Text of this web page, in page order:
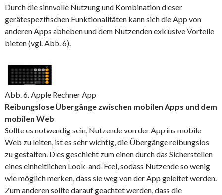
Durch die sinnvolle Nutzung und Kombination dieser
gerätespezifischen Funktionalitäten kann sich die App von
anderen Apps abheben und dem Nutzenden exklusive Vorteile
bieten (vgl. Abb. 6).
Abb. 6. Apple Rechner App
Reibungslose Übergänge zwischen mobilen Apps und dem
mobilen Web
Sollte es notwendig sein, Nutzende von der App ins mobile
Web zu leiten, ist es sehr wichtig, die Übergänge reibungslos
zu gestalten. Dies geschieht zum einen durch das Sicherstellen
eines einheitlichen Look-and-Feel, sodass Nutzende so wenig
wie möglich merken, dass sie weg von der App geleitet werden.
Zum anderen sollte darauf geachtet werden, dass die